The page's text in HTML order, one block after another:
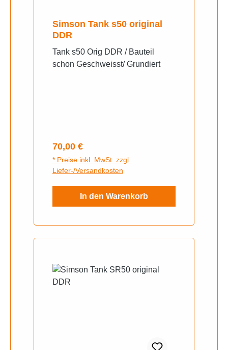
Simson Tank s50 original
DDR
Tank s50 Orig DDR / Bauteil
schon Geschweisst/ Grundiert
Regulärer Preis:
70,00 €
* Preise inkl. MwSt. zzgl.
Liefer-/Versandkosten
In den Warenkorb